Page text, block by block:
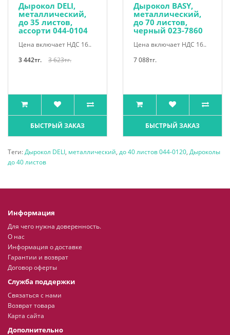
Дырокол DELI,
металлический,
до 35 листов,
ассорти 044-0104
Цена включает НДС 16..
3 442тг.
3 623тг.
БЫСТРЫЙ ЗАКАЗ
Дырокол BASY,
металлический,
до 70 листов,
черный 023-7860
Цена включает НДС 16..
7 088тг.
БЫСТРЫЙ ЗАКАЗ
Теги:Дырокол DELI, металлический, до 40 листов 044-0120, Дыроколы
до 40 листов
Информация
Для чего нужна доверенность.
О нас
Информация о доставке
Гарантии и возврат
Договор оферты
Служба поддержки
Связаться с нами
Возврат товара
Карта сайта
Дополнительно